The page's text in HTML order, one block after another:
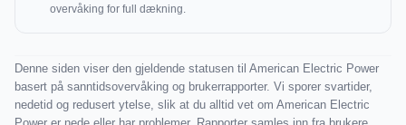
overvåking for full dækning.
Denne siden viser den gjeldende statusen til American Electric Power
basert på sanntidsovervåking og brukerrapporter. Vi sporer svartider,
nedetid og redusert ytelse, slik at du alltid vet om American Electric